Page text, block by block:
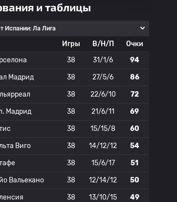
и таблицы
Испании: Ла Лига
Игры В/Н/П
Очки
38 31/1/6 94
Мадрид 38 27/5/6 86
38 22/6/10 72
Мадрид 38 21/6/11 69
38 15/15/8 60
Виго 38 14/12/12 54
38 15/6/17 51
Вальекано 38 12/14/12 50
38 13/10/15 49